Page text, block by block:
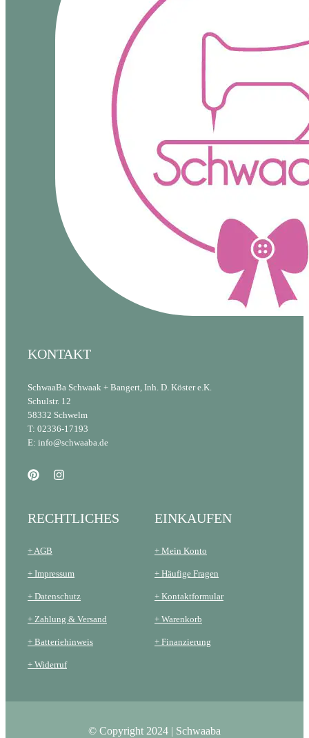
KONTAKT
SchwaaBa Schwaak + Bangert, Inh. D. Köster e.K.
Schulstr. 12
58332 Schwelm
T: 02336-17193
E: info@schwaaba.de
RECHTLICHES
+ AGB
+ Impressum
+ Datenschutz
+ Zahlung & Versand
+ Batteriehinweis
+ Widerruf
EINKAUFEN
+ Mein Konto
+ Häufige Fragen
+ Kontaktformular
+ Warenkorb
+ Finanzierung
© Copyright 2024 | Schwaaba